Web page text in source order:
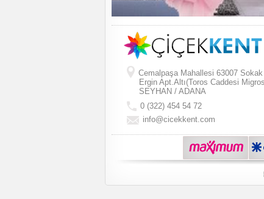
Cemalpaşa Mahallesi 63007
Ergin Apt.Altı(Toros Caddesi
SEYHAN / ADANA
0 (322) 454 54 72
info@cicekkent.com